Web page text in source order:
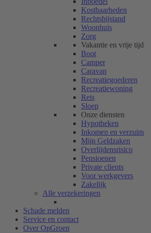
Kostbaarheden
Rechtsbijstand
Woonhuis
Zorg
Vakantie en vrije tijd
Boot
Camper
Caravan
Recreatiegoederen
Recreatiewoning
Reis
Sloep
Onze diensten
Hypotheken
Inkomen en verzuim
Mijn Geldzaken
Overlijdensrisico
Pensioenen
Private clients
Voor werkgevers
Zakelijk
Alle verzekeringen
Schade melden
Service en contact
Over OpGroen